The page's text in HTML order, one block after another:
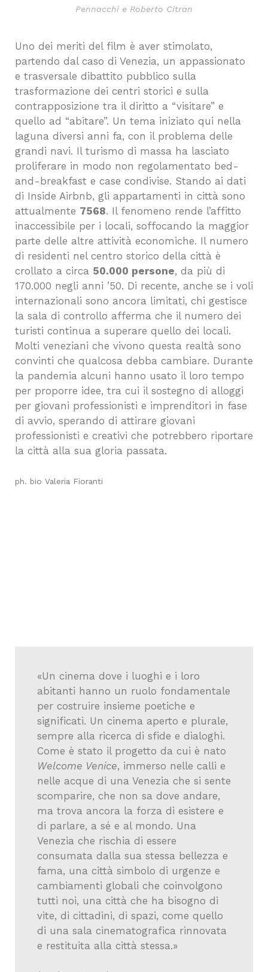
Pennacchi e Roberto Citran
Uno dei meriti del film è aver stimolato,
partendo dal caso di Venezia, un appassionato
e trasversale dibattito pubblico sulla
trasformazione dei centri storici e sulla
contrapposizione tra il diritto a “visitare” e
quello ad “abitare”. Un tema iniziato qui nella
laguna diversi anni fa, con il problema delle
grandi navi. Il turismo di massa ha lasciato
proliferare in modo non regolamentato bed-
and-breakfast e case condivise. Stando ai dati
di Inside Airbnb, gli appartamenti in città sono
attualmente 7568. Il fenomeno rende l’affitto
inaccessibile per i locali, soffocando la maggior
parte delle altre attività economiche. Il numero
di residenti nel centro storico della città è
crollato a circa 50.000 persone, da più di
170.000 negli anni ’50. Di recente, anche se i voli
internazionali sono ancora limitati, chi gestisce
la sala di controllo afferma che il numero dei
turisti continua a superare quello dei locali.
Molti veneziani che vivono questa realtà sono
convinti che qualcosa debba cambiare. Durante
la pandemia alcuni hanno usato il loro tempo
per proporre idee, tra cui il sostegno di alloggi
per giovani professionisti e imprenditori in fase
di avvio, sperando di attirare giovani
professionisti e creativi che potrebbero riportare
la città alla sua gloria passata.
ph. bio Valeria Fioranti
«Un cinema dove i luoghi e i loro
abitanti hanno un ruolo fondamentale
per costruire insieme poetiche e
significati. Un cinema aperto e plurale,
sempre alla ricerca di sfide e dialoghi.
Come è stato il progetto da cui è nato
Welcome Venice, immerso nelle calli e
nelle acque di una Venezia che si sente
scomparire, che non sa dove andare,
ma trova ancora la forza di esistere e
di parlare, a sé e al mondo. Una
Venezia che rischia di essere
consumata dalla sua stessa bellezza e
fama, una città simbolo di urgenze e
cambiamenti globali che coinvolgono
tutti noi, una città che ha bisogno di
vite, di cittadini, di spazi, come quello
di una sala cinematografica rinnovata
e restituita alla città stessa.»